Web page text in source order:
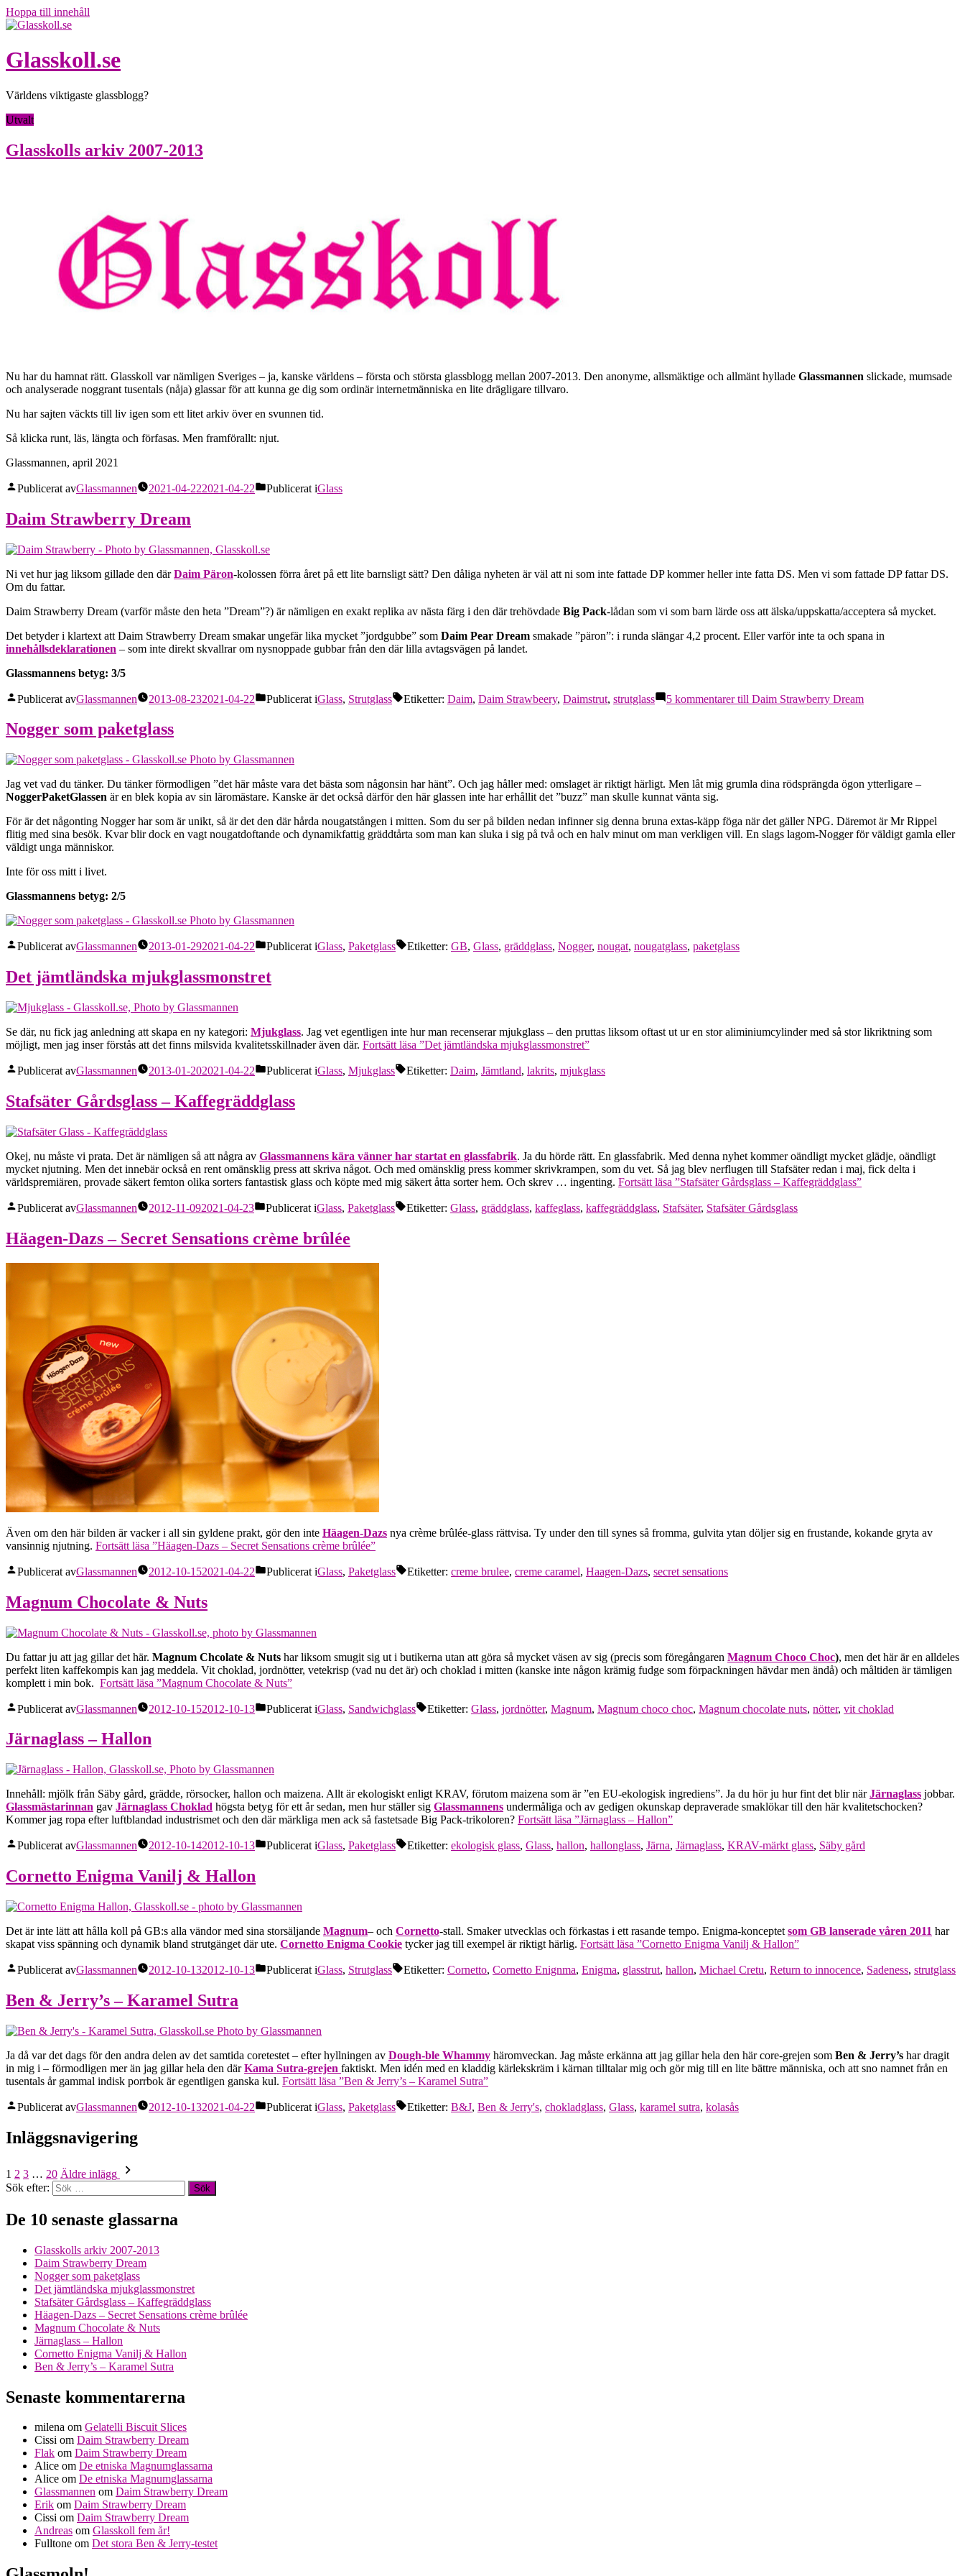
Hoppa till innehåll
Glasskoll.se
Världens viktigaste glassblogg?
Utvalt
Glasskolls arkiv 2007-2013
Nu har du hamnat rätt. Glasskoll var nämligen Sveriges – ja, kanske världens – första och största glassblogg mellan 2007-2013. Den anonyme, allsmäktige och allmänt hyllade Glassmannen slickade, mumsade
och analyserade noggrant tusentals (nåja) glassar för att kunna ge dig som ordinär internetmänniska en lite drägligare tillvaro.
Nu har sajten väckts till liv igen som ett litet arkiv över en svunnen tid.
Så klicka runt, läs, längta och förfasas. Men framförallt: njut.
Glassmannen, april 2021
Publicerat avGlassmannen 2021-04-222021-04-22 Publicerat iGlass
Daim Strawberry Dream
Ni vet hur jag liksom gillade den därDaim Päron-kolossen förra året på ett lite barnsligt sätt? Den dåliga nyheten är väl att ni som inte fattade DP kommer heller inte fatta DS. Men vi som fattade DP fattar DS.
Om du fattar.
Daim Strawberry Dream (varför måste den heta ”Dream”?) är nämligen en exakt replika av nästa färg i den där trehövdade Big Pack-lådan som vi som barn lärde oss att älska/uppskatta/acceptera så mycket.
Det betyder i klartext att Daim Strawberry Dream smakar ungefär lika mycket ”jordgubbe” som Daim Pear Dream smakade ”päron”: i runda slängar 4,2 procent. Eller varför inte ta och spana in
innehållsdeklarationen – som inte direkt skvallrar om nysnoppade gubbar från den där lilla avtagsvägen på landet.
Glassmannens betyg: 3/5
Publicerat avGlassmannen 2013-08-232021-04-22 Publicerat iGlass, Strutglass Etiketter: Daim, Daim Strawbeery, Daimstrut, strutglass 5 kommentarertill Daim Strawberry Dream
Nogger som paketglass
Jag vet vad du tänker. Du tänker förmodligen ”det här måste vara det bästa som någonsin har hänt”. Och jag håller med: omslaget är riktigt härligt. Men låt mig grumla dina rödsprängda ögon ytterligare –
NoggerPaketGlassen är en blek kopia av sin läromästare. Kanske är det också därför den här glassen inte har erhållit det ”buzz” man skulle kunnat vänta sig.
För är det någonting Nogger har som är unikt, så är det den där hårda nougatstången i mitten. Som du ser på bilden nedan infinner sig denna bruna extas-käpp föga när det gäller NPG. Däremot är Mr Rippel
flitig med sina besök. Kvar blir dock en vagt nougatdoftande och dynamikfattig gräddtårta som man kan sluka i sig på två och en halv minut om man verkligen vill. En slags lagom-Nogger för väldigt gamla eller
väldigt unga människor.
Inte för oss mitt i livet.
Glassmannens betyg: 2/5
Publicerat avGlassmannen 2013-01-292021-04-22 Publicerat iGlass, Paketglass Etiketter: GB, Glass, gräddglass, Nogger, nougat, nougatglass, paketglass
Det jämtländska mjukglassmonstret
Se där, nu fick jag anledning att skapa en ny kategori: Mjukglass. Jag vet egentligen inte hur man recenserar mjukglass – den pruttas liksom oftast ut ur en stor aliminiumcylinder med så stor likriktning som
möjligt, men jag inser förstås att det finns milsvida kvalitetsskillnader även där. Fortsätt läsa ”Det jämtländska mjukglassmonstret”
Publicerat avGlassmannen 2013-01-202021-04-22 Publicerat iGlass, Mjukglass Etiketter: Daim, Jämtland, lakrits, mjukglass
Stafsäter Gårdsglass – Kaffegräddglass
Okej, nu måste vi prata. Det är nämligen så att några av Glassmannens kära vänner har startat en glassfabrik. Ja du hörde rätt. En glassfabrik. Med denna nyhet kommer oändligt mycket glädje, oändligt
mycket njutning. Men det innebär också en rent omänsklig press att skriva något. Och med omänsklig press kommer skrivkrampen, som du vet. Så jag blev nerflugen till Stafsäter redan i maj, fick delta i
världspremiären, provade säkert femton olika sorters fantastisk glass och köpte med mig säkert åtta sorter hem. Och skrev … ingenting. Fortsätt läsa ”Stafsäter Gårdsglass – Kaffegräddglass”
Publicerat avGlassmannen 2012-11-092021-04-23 Publicerat iGlass, Paketglass Etiketter: Glass, gräddglass, kaffeglass, kaffegräddglass, Stafsäter, Stafsäter Gårdsglass
Häagen-Dazs – Secret Sensations crème brûlée
Även om den här bilden är vacker i all sin gyldene prakt, gör den inte Häagen-Dazs nya crème brûlée-glass rättvisa. Ty under den till synes så fromma, gulvita ytan döljer sig en frustande, kokande gryta av
vansinnig njutning. Fortsätt läsa ”Häagen-Dazs – Secret Sensations crème brûlée”
Publicerat avGlassmannen 2012-10-152021-04-22 Publicerat iGlass, Paketglass Etiketter: creme brulee, creme caramel, Haagen-Dazs, secret sensations
Magnum Chocolate & Nuts
Du fattar ju att jag gillar det här. Magnum Chcolate & Nuts har liksom smugit sig ut i butikerna utan att göra så mycket väsen av sig (precis som föregångaren Magnum Choco Choc), men det här är en alldeles
perfekt liten kaffekompis kan jag meddela. Vit choklad, jordnötter, vetekrisp (vad nu det är) och choklad i mitten (kanske inte någon krämig fudge som förpackningen hävdar men ändå) och måltiden är tämligen
komplett i min bok. Fortsätt läsa ”Magnum Chocolate & Nuts”
Publicerat avGlassmannen 2012-10-152012-10-13 Publicerat iGlass, Sandwichglass Etiketter: Glass, jordnötter, Magnum, Magnum choco choc, Magnum chocolate nuts, nötter, vit choklad
Järnaglass – Hallon
Innehåll: mjölk från Säby gård, grädde, rörsocker, hallon och maizena. Allt är ekologiskt enligt KRAV, förutom maizena som är ”en EU-ekologisk ingrediens”. Ja du hör ju hur fint det blir närJärnaglass jobbar.
Glassmästarinnan gav Järnaglass Choklad högsta betyg för ett år sedan, men hur ställer sig Glassmannens undermåliga och av gedigen okunskap depraverade smaklökar till den här kvalitetschocken?
Kommer jag ropa efter luftblandad industrismet och den där märkliga men ack så fastetsade Big Pack-trikoloren? Fortsätt läsa ”Järnaglass – Hallon”
Publicerat avGlassmannen 2012-10-142012-10-13 Publicerat iGlass, Paketglass Etiketter: ekologisk glass, Glass, hallon, hallonglass, Järna, Järnaglass, KRAV-märkt glass, Säby gård
Cornetto Enigma Vanilj & Hallon
Det är inte lätt att hålla koll på GB:s alla vändor med sina storsäljande Magnum– och Cornetto-stall. Smaker utvecklas och förkastas i ett rasande tempo. Enigma-konceptet som GB lanserade våren 2011 har
skapat viss spänning och dynamik bland strutgänget där ute. Cornetto Enigma Cookie tycker jag till exempel är riktigt härlig. Fortsätt läsa ”Cornetto Enigma Vanilj & Hallon”
Publicerat avGlassmannen 2012-10-132012-10-13 Publicerat iGlass, Strutglass Etiketter: Cornetto, Cornetto Enignma, Enigma, glasstrut, hallon, Michael Cretu, Return to innocence, Sadeness, strutglass
Ben & Jerry’s – Karamel Sutra
Ja då var det dags för den andra delen av det samtida coretestet – efter hyllningen av Dough-ble Whammy häromveckan. Jag måste erkänna att jag gillar hela den här core-grejen som Ben & Jerry’s har dragit
in mig i – förmodligen mer än jag gillar hela den därKama Sutra-grejen faktiskt. Men idén med en kladdig kärlekskräm i kärnan tilltalar mig och gör mig till en lite bättre människa, och att sno namnet från en
tusentals år gammal indisk porrbok är egentligen ganska kul. Fortsätt läsa ”Ben & Jerry’s – Karamel Sutra”
Publicerat avGlassmannen 2012-10-132021-04-22 Publicerat iGlass, Paketglass Etiketter: B&J, Ben & Jerry's, chokladglass, Glass, karamel sutra, kolasås
Inläggsnavigering
1 2 3 … 20 Äldre inlägg
Sök efter:
De 10 senaste glassarna
Glasskolls arkiv 2007-2013
Daim Strawberry Dream
Nogger som paketglass
Det jämtländska mjukglassmonstret
Stafsäter Gårdsglass – Kaffegräddglass
Häagen-Dazs – Secret Sensations crème brûlée
Magnum Chocolate & Nuts
Järnaglass – Hallon
Cornetto Enigma Vanilj & Hallon
Ben & Jerry’s – Karamel Sutra
Senaste kommentarerna
milena om Gelatelli Biscuit Slices
Cissi om Daim Strawberry Dream
Flak om Daim Strawberry Dream
Alice om De etniska Magnumglassarna
Alice om De etniska Magnumglassarna
Glassmannen om Daim Strawberry Dream
Erik om Daim Strawberry Dream
Cissi om Daim Strawberry Dream
Andreas om Glasskoll fem år!
Fulltone om Det stora Ben & Jerry-testet